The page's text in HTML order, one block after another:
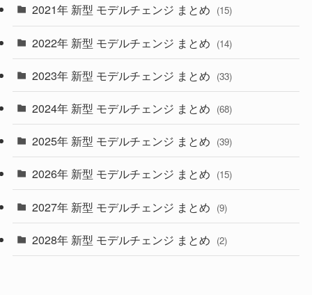
(10)
(9)
(22)
(4)
(9)
(4)
(1)
2021年 新型 モデルチェンジ まとめ (15)
2022年 新型 モデルチェンジ まとめ (14)
2023年 新型 モデルチェンジ まとめ (33)
2024年 新型 モデルチェンジ まとめ (68)
2025年 新型 モデルチェンジ まとめ (39)
2026年 新型 モデルチェンジ まとめ (15)
2027年 新型 モデルチェンジ まとめ (9)
2028年 新型 モデルチェンジ まとめ (2)